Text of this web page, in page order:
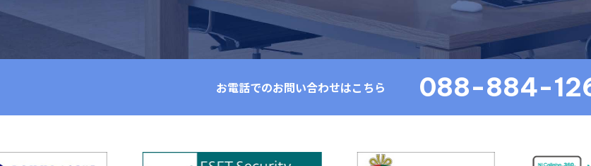
お電話でのお問い合わせはこちら 088-884-